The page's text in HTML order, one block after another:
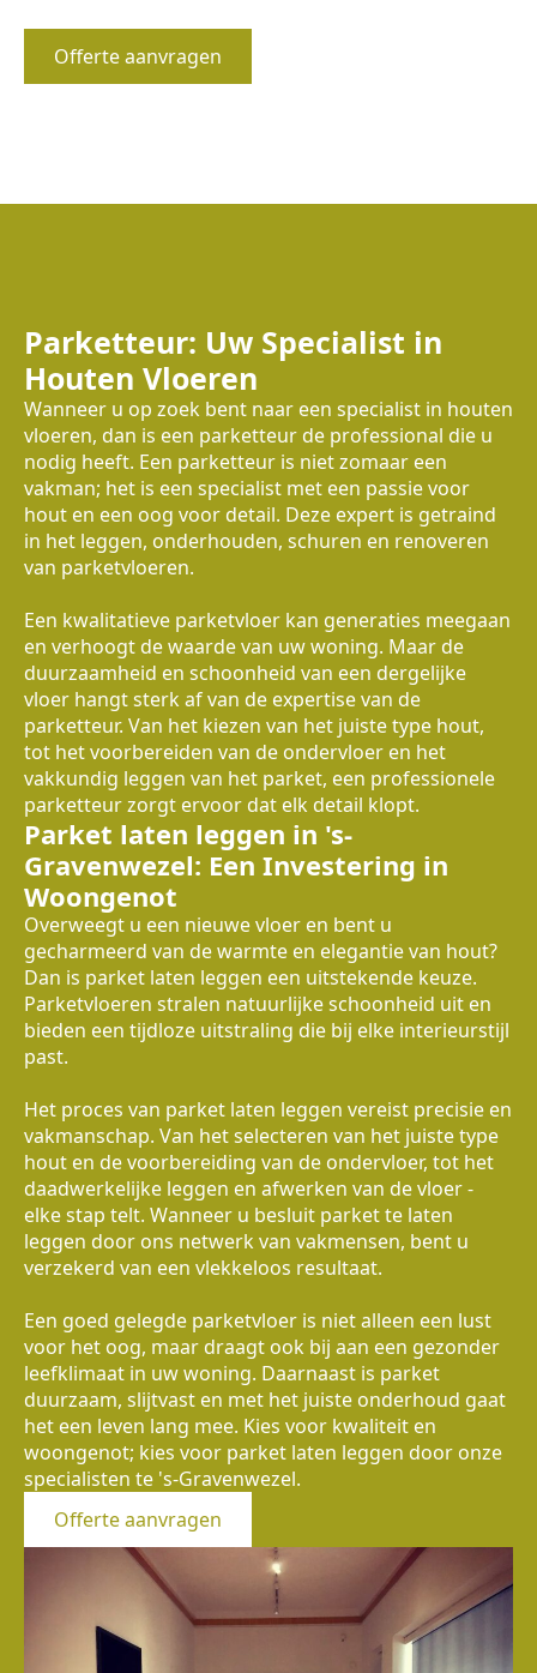
Offerte aanvragen
Parketteur: Uw Specialist in
Houten Vloeren
Wanneer u op zoek bent naar een specialist in houten
vloeren, dan is een parketteur de professional die u
nodig heeft. Een parketteur is niet zomaar een
vakman; het is een specialist met een passie voor
hout en een oog voor detail. Deze expert is getraind
in het leggen, onderhouden, schuren en renoveren
van parketvloeren.
Een kwalitatieve parketvloer kan generaties meegaan
en verhoogt de waarde van uw woning. Maar de
duurzaamheid en schoonheid van een dergelijke
vloer hangt sterk af van de expertise van de
parketteur. Van het kiezen van het juiste type hout,
tot het voorbereiden van de ondervloer en het
vakkundig leggen van het parket, een professionele
parketteur zorgt ervoor dat elk detail klopt.
Parket laten leggen in 's-
Gravenwezel: Een Investering in
Woongenot
Overweegt u een nieuwe vloer en bent u
gecharmeerd van de warmte en elegantie van hout?
Dan is parket laten leggen een uitstekende keuze.
Parketvloeren stralen natuurlijke schoonheid uit en
bieden een tijdloze uitstraling die bij elke interieurstijl
past.
Het proces van parket laten leggen vereist precisie en
vakmanschap. Van het selecteren van het juiste type
hout en de voorbereiding van de ondervloer, tot het
daadwerkelijke leggen en afwerken van de vloer -
elke stap telt. Wanneer u besluit parket te laten
leggen door ons netwerk van vakmensen, bent u
verzekerd van een vlekkeloos resultaat.
Een goed gelegde parketvloer is niet alleen een lust
voor het oog, maar draagt ook bij aan een gezonder
leefklimaat in uw woning. Daarnaast is parket
duurzaam, slijtvast en met het juiste onderhoud gaat
het een leven lang mee. Kies voor kwaliteit en
woongenot; kies voor parket laten leggen door onze
specialisten te 's-Gravenwezel.
Offerte aanvragen